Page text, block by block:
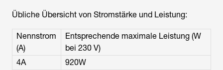
Übliche Übersicht von Stromstärke und Leistung:
Nennstrom
(A)
Entsprechende maximale Leistung (W
bei 230 V)
4A
920W